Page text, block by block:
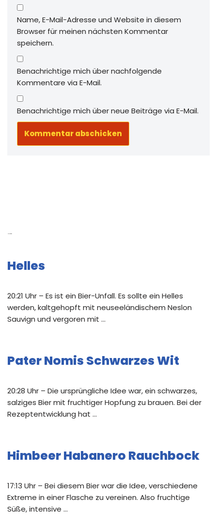
Name, E-Mail-Adresse und Website in diesem
Browser für meinen nächsten Kommentar
speichern.
Benachrichtige mich über nachfolgende
Kommentare via E-Mail.
Benachrichtige mich über neue Beiträge via E-Mail.
Helles
20:21 Uhr – Es ist ein Bier-Unfall. Es sollte ein Helles
werden, kaltgehopft mit neuseeländischem Neslon
Sauvign und vergoren mit …
Pater Nomis Schwarzes Wit
20:28 Uhr – Die ursprüngliche Idee war, ein schwarzes,
salziges Bier mit fruchtiger Hopfung zu brauen. Bei der
Rezeptentwicklung hat …
Himbeer Habanero Rauchbock
17:13 Uhr – Bei diesem Bier war die Idee, verschiedene
Extreme in einer Flasche zu vereinen. Also fruchtige
Süße, intensive …